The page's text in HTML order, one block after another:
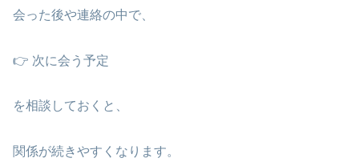
会った後や連絡の中で、
👉 次に会う予定
を相談しておくと、
関係が続きやすくなります。